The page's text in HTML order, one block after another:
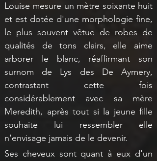
Louise mesure un mètre soixante huit
et est dotée d'une morphologie fine,
le plus souvent vêtue de robes de
qualités de tons clairs, elle aime
arborer le blanc, réaffirmant son
surnom de Lys des De Aymery,
contrastant cette fois
considérablement avec sa mère
Meredith, après tout si la jeune fille
souhaite lui ressembler elle
n'envisage jamais de le devenir.
Ses cheveux sont quant à eux d'un